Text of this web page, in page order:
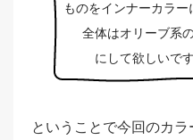
ものをインナーカラー
全体はオリーブ系
にして欲しいで
ということで今回のカラ